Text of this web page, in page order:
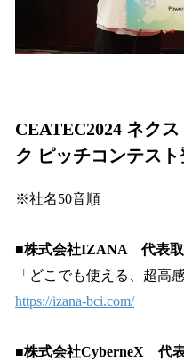
CEATEC2024 ネク
ク ピッチコンテス
※社名50音順
■株式会社IZANA 代表
「どこでも使える、超高
https://izana-bci.com/
■株式会社CyberneX 代